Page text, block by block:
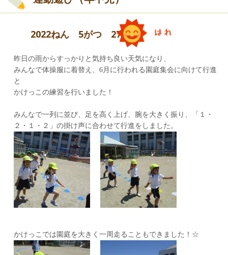
2022ねん 5がつ 27にち
昨日の雨からすっかりと気持ち良い天気になり、
みんなで体操服に着替え、6月に行われる園庭集会に向けて行進
と
かけっこの練習を行いました！
みんなで一列に並び、足を高く上げ、腕を大きく振り、「１・
２・１・２」の掛け声に合わせて行進をしました。
かけっこでは園庭を大きく一周走ることもできました！☆